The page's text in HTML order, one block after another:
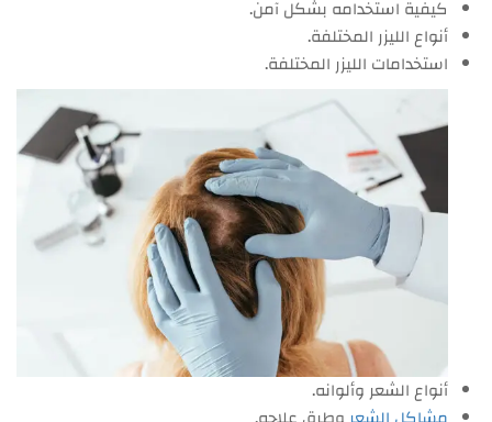
كيفية استخدامه بشكل آمن.
أنواع الليزر المختلفة.
استخدامات الليزر المختلفة.
أنواع الشعر وألوانه.